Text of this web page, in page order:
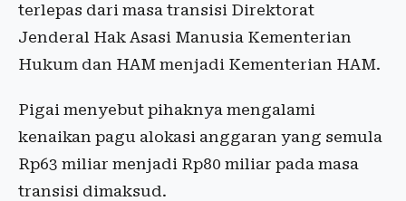
terlepas dari masa transisi Direktorat
Jenderal Hak Asasi Manusia Kementerian
Hukum dan HAM menjadi Kementerian HAM.
Pigai menyebut pihaknya mengalami
kenaikan pagu alokasi anggaran yang semula
Rp63 miliar menjadi Rp80 miliar pada masa
transisi dimaksud.